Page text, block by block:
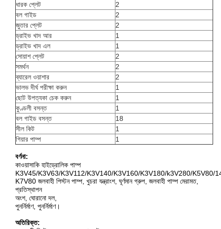
ধারক প্লেট
2
বল গাইড
2
জুতার প্লেট
2
ড্রাইভ খাদ আর
1
ড্রাইভ খাদ এল
1
সোয়াশ প্লেট
2
সমর্থন
2
ব্যারেল ওয়াশার
2
ভালভ দীর্ঘ পরীক্ষা করুন
1
ছোট উপত্যকা চেক করুন
1
কুণ্ডলী বসন্ত
1
বল গাইড বসন্ত
18
সীল কিট
1
গিয়ার পাম্প
1
বর্ণনা:
কাওয়াসাকি হাইড্রোলিক পাম্প
K3V45/K3V63/K3V112/K3V140/K3V160/K3V180/k3V280/K5V80/
K7V80 জলবাহী পিস্টন পাম্প, খুচরা যন্ত্রাংশ, ঘূর্ণমান গ্রুপ, জলবাহী পাম্প মেরামত,
প্রতিস্থাপন
অংশ, ঘোরানো দল,
পুনর্নির্মাণ, পুনর্নির্মাণ।
অতিরিক্ত: